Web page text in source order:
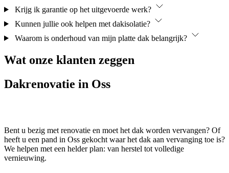
Krijg ik garantie op het uitgevoerde werk?
Kunnen jullie ook helpen met dakisolatie?
Waarom is onderhoud van mijn platte dak belangrijk?
Wat onze klanten zeggen
Dakrenovatie in Oss
Bent u bezig met renovatie en moet het dak worden vervangen? Of
heeft u een pand in Oss gekocht waar het dak aan vervanging toe is?
We helpen met een helder plan: van herstel tot volledige
vernieuwing.